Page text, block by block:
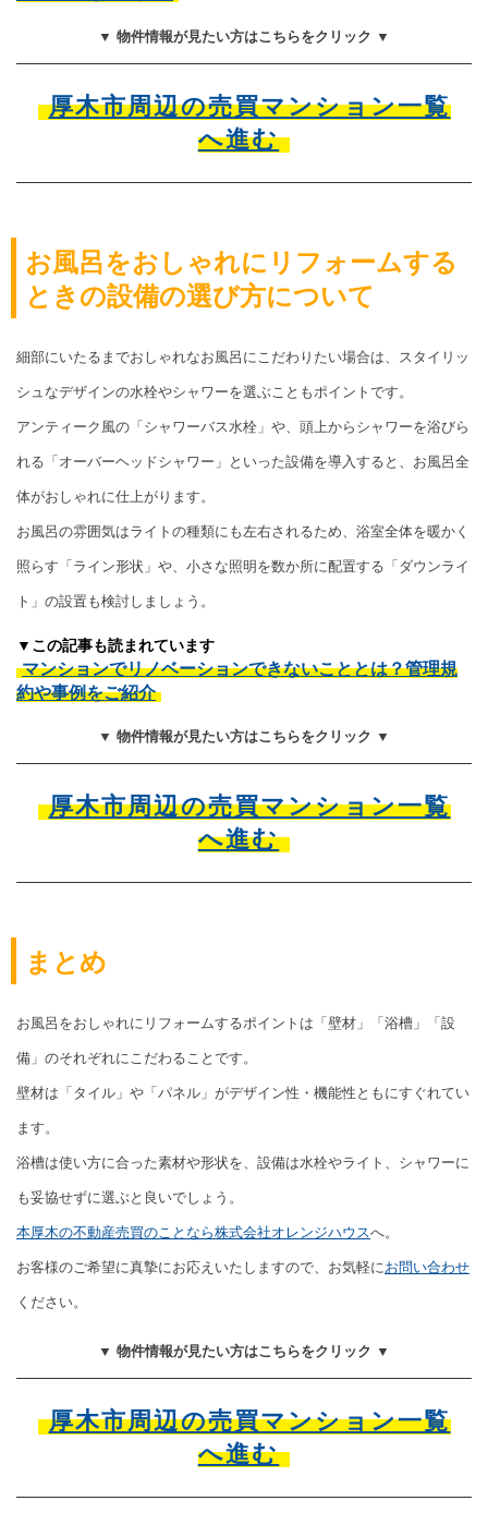
▼ 物件情報が見たい方はこちらをクリック ▼
厚木市周辺の売買マンション一覧
へ進む
お風呂をおしゃれにリフォームする
ときの設備の選び方について
細部にいたるまでおしゃれなお風呂にこだわりたい場合は、スタイリッ
シュなデザインの水栓やシャワーを選ぶこともポイントです。
アンティーク風の「シャワーバス水栓」や、頭上からシャワーを浴びら
れる「オーバーヘッドシャワー」といった設備を導入すると、お風呂全
体がおしゃれに仕上がります。
お風呂の雰囲気はライトの種類にも左右されるため、浴室全体を暖かく
照らす「ライン形状」や、小さな照明を数か所に配置する「ダウンライ
ト」の設置も検討しましょう。
▼この記事も読まれています
マンションでリノベーションできないこととは？管理規
約や事例をご紹介
▼ 物件情報が見たい方はこちらをクリック ▼
厚木市周辺の売買マンション一覧
へ進む
まとめ
お風呂をおしゃれにリフォームするポイントは「壁材」「浴槽」「設
備」のそれぞれにこだわることです。
壁材は「タイル」や「パネル」がデザイン性・機能性ともにすぐれてい
ます。
浴槽は使い方に合った素材や形状を、設備は水栓やライト、シャワーに
も妥協せずに選ぶと良いでしょう。
本厚木の不動産売買のことなら株式会社オレンジハウスへ。
お客様のご希望に真摯にお応えいたしますので、お気軽にお問い合わせ
ください。
▼ 物件情報が見たい方はこちらをクリック ▼
厚木市周辺の売買マンション一覧
へ進む